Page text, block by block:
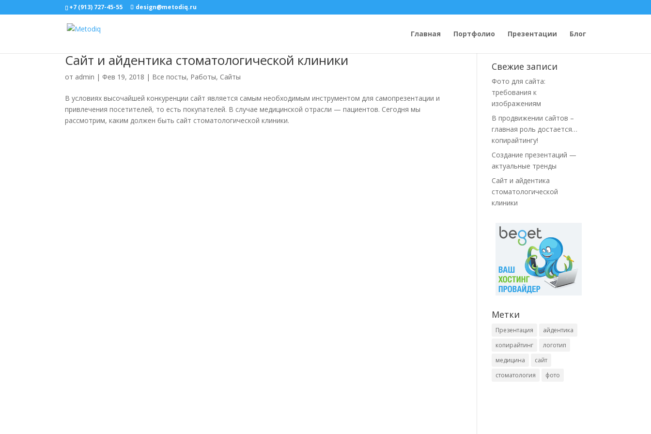
+7 (913) 727-45-55 design@metodiq.ru
Главная Портфолио Презентации Блог
Сайт и айдентика стоматологической клиники
от admin | Фев 19, 2018 | Все посты, Работы, Сайты
В условиях высочайшей конкуренции сайт является самым необходимым инструментом для самопрезентации и
привлечения посетителей, то есть покупателей. В случае медицинской отрасли — пациентов. Сегодня мы
рассмотрим, каким должен быть сайт стоматологической клиники.
Свежие записи
Фото для сайта:
требования к
изображениям
В продвижении сайтов –
главная роль достается…
копирайтингу!
Создание презентаций —
актуальные тренды
Сайт и айдентика
стоматологической
клиники
Метки
Презентация
айдентика
копирайтинг
логотип
медицина
сайт
стоматология
фото